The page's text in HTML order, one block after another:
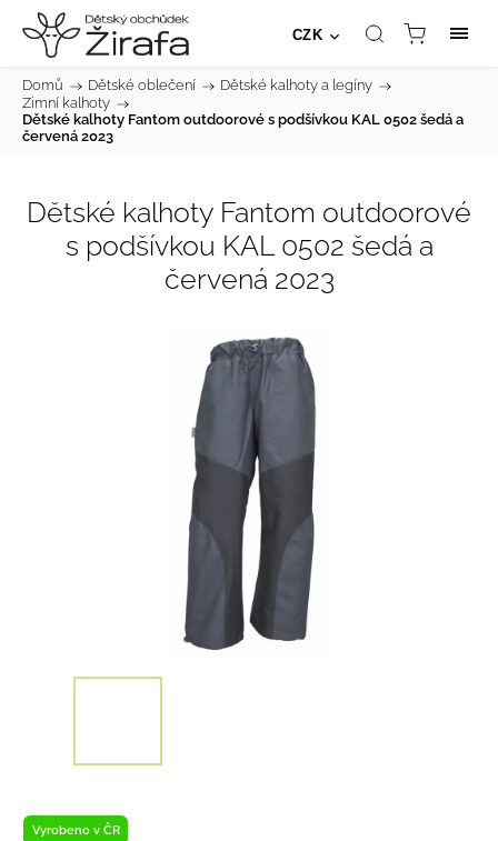
CZK
Domů / Dětské oblečení / Dětské kalhoty a legíny /
Zimní kalhoty /
Dětské kalhoty Fantom outdoorové s podšívkou KAL 0502 šedá a
červená 2023
Dětské kalhoty Fantom outdoorové
s podšívkou KAL 0502 šedá a
červená 2023
Vyrobeno v ČR